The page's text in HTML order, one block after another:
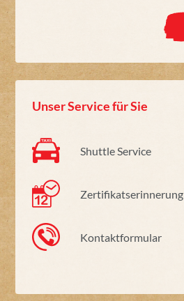
Unser Service für Sie
Shuttle Service
Zertifikatserinnerung
Kontaktformular